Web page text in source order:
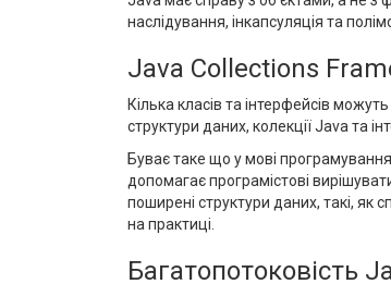
наслідування, інкапсуляція та
Java Collections
Кілька класів та інтерфейсів
структури даних, колекції Java та
Буває таке що у мові
допомагає програмістові
поширені структури даних, такі, як
на практиці.
Багатопотоковість